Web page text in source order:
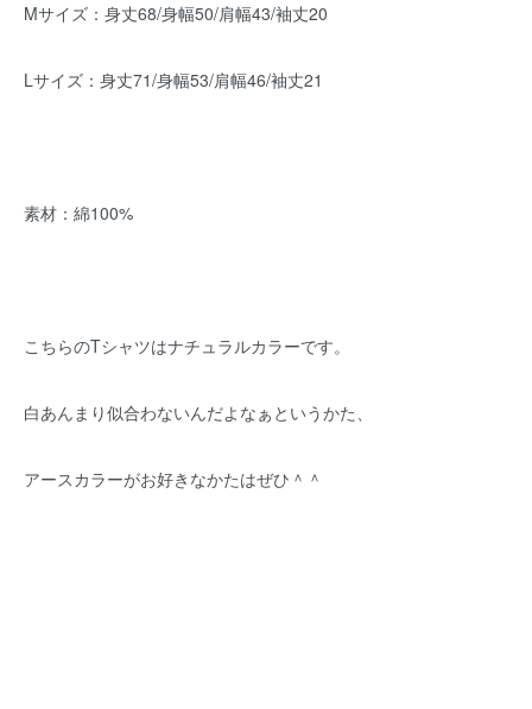
Mサイズ：身丈68/身幅50/肩幅43/袖丈20
Lサイズ：身丈71/身幅53/肩幅46/袖丈21
素材：綿100%
こちらのTシャツはナチュラルカラーです。
白あんまり似合わないんだよなぁというかた、
アースカラーがお好きなかたはぜひ＾＾